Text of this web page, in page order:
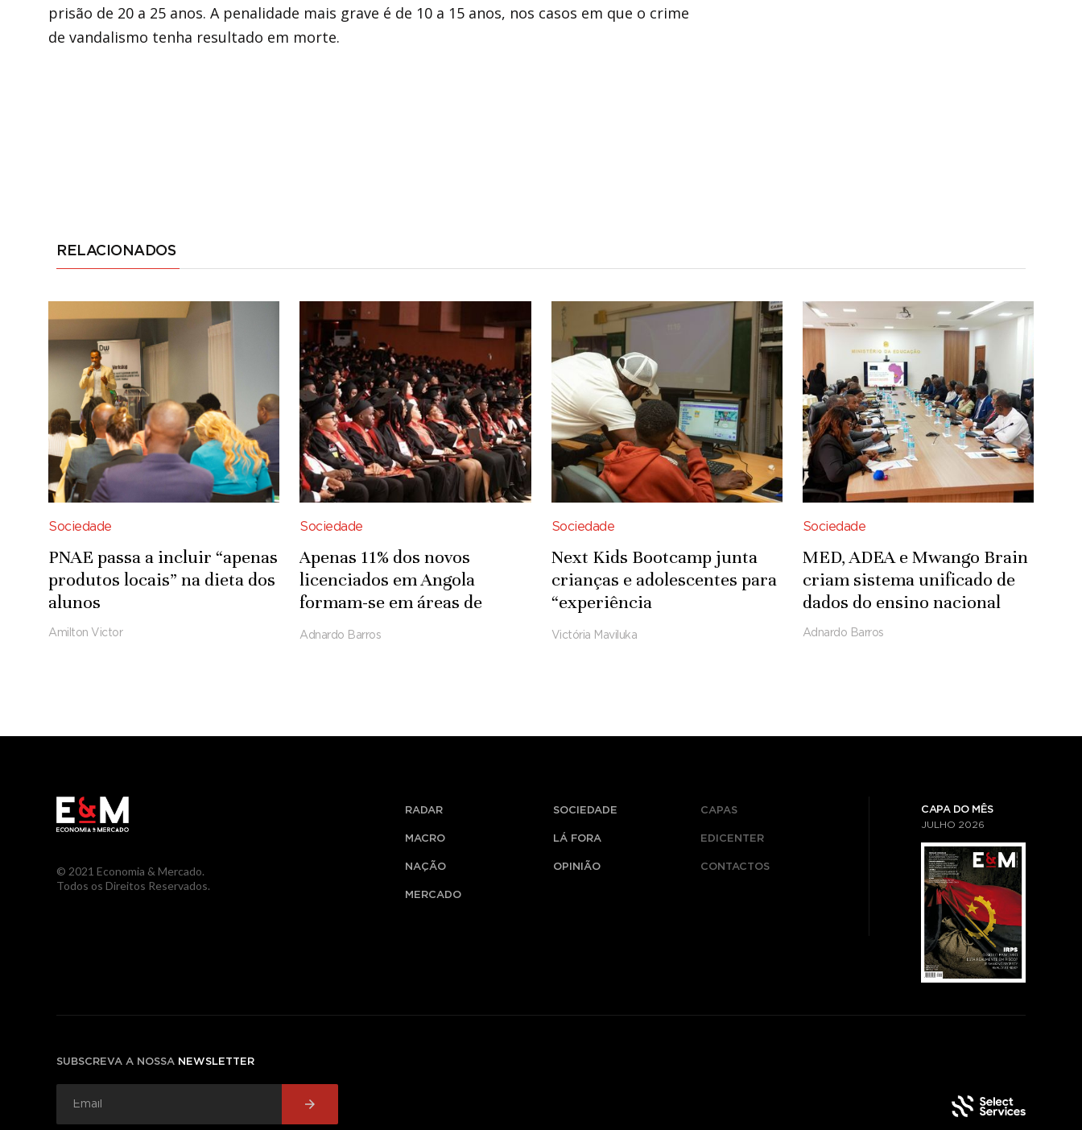
prisão de 20 a 25 anos. A penalidade mais grave é de 10 a 15 anos, nos casos em que o crime
de vandalismo tenha resultado em morte.
RELACIONADOS
Sociedade
PNAE passa a incluir “apenas
produtos locais” na dieta dos
alunos
Amilton Victor
Sociedade
Apenas 11% dos novos
licenciados em Angola
formam-se em áreas de
Tecnológicas e de
Adnardo Barros
Sociedade
Next Kids Bootcamp junta
crianças e adolescentes para
“experiência
transformadora” sobre
Victória Maviluka
Sociedade
MED, ADEA e Mwango Brain
criam sistema unificado de
dados do ensino nacional
Adnardo Barros
© 2021 Economia & Mercado.
Todos os Direitos Reservados.
RADAR
MACRO
NAÇÃO
MERCADO
SOCIEDADE
LÁ FORA
OPINIÃO
CAPAS
EDICENTER
CONTACTOS
CAPA DO MÊS
JULHO 2026
SUBSCREVA A NOSSA NEWSLETTER